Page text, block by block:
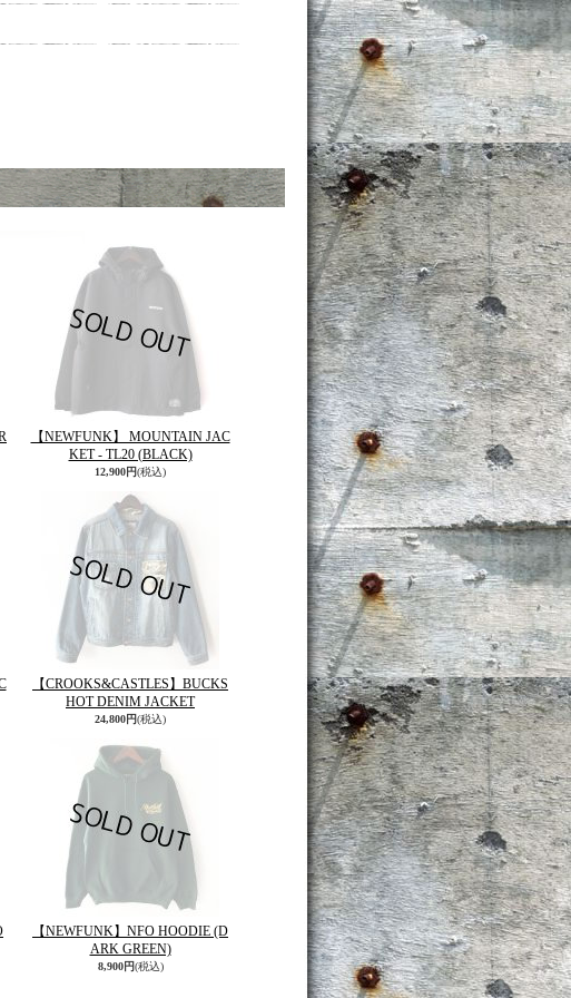
【NEWFUNK】 MOUNTAIN JAC
KET - TL20 (BLACK)
12,900円(税込)
【CROOKS&CASTLES】BUCKS
HOT DENIM JACKET
24,800円(税込)
【NEWFUNK】NFO HOODIE (D
ARK GREEN)
8,900円(税込)